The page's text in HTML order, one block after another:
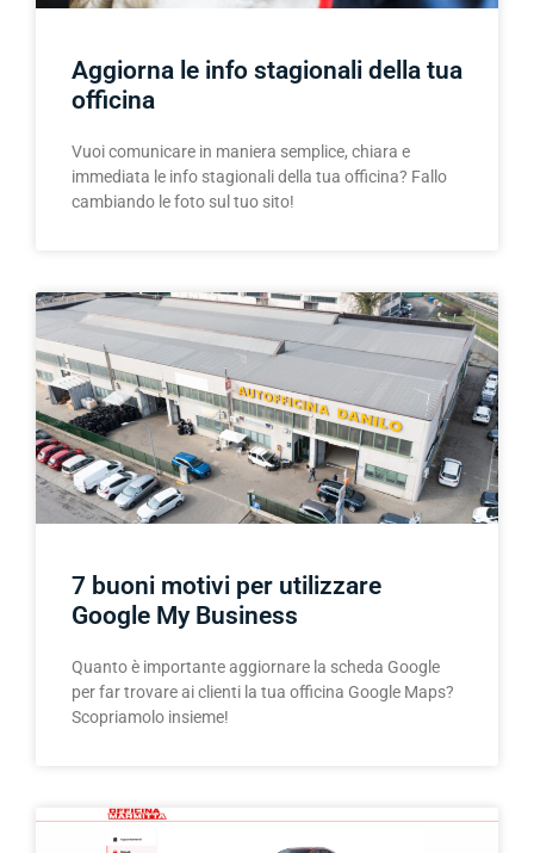
Aggiorna le info stagionali della tua
officina
Vuoi comunicare in maniera semplice, chiara e
immediata le info stagionali della tua officina? Fallo
cambiando le foto sul tuo sito!
7 buoni motivi per utilizzare
Google My Business
Quanto è importante aggiornare la scheda Google
per far trovare ai clienti la tua officina Google Maps?
Scopriamolo insieme!